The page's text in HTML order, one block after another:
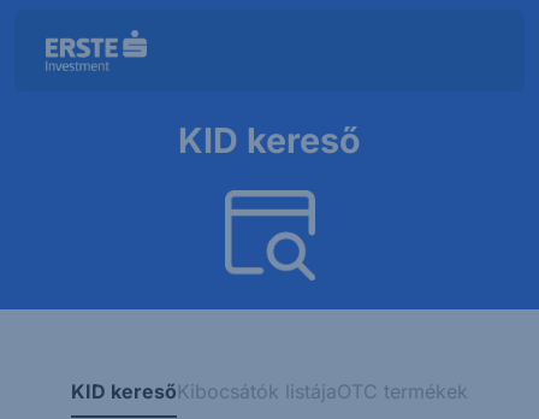
KID kereső
KID keresőKibocsátók listájaOTC termékek